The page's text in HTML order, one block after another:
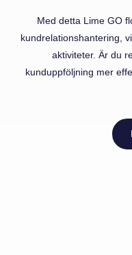
Med detta Lime GO
kundrelationshantering,
aktiviteter. Är du
kunduppföljning mer